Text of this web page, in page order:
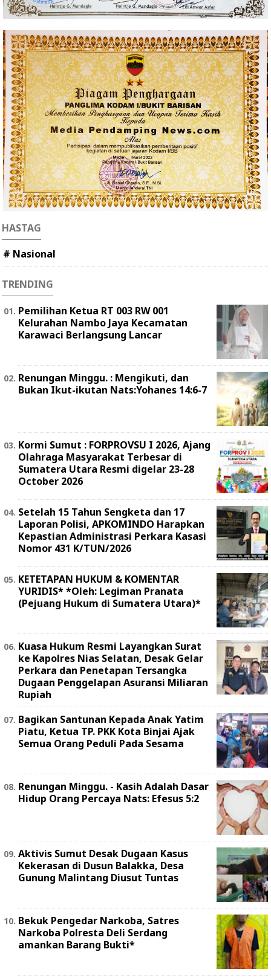
HASTAG
# Nasional
TRENDING
Pemilihan Ketua RT 003 RW 001
Kelurahan Nambo Jaya Kecamatan
Karawaci Berlangsung Lancar
Renungan Minggu. : Mengikuti, dan
Bukan Ikut-ikutan Nats:Yohanes 14:6-7
Kormi Sumut : FORPROVSU I 2026, Ajang
Olahraga Masyarakat Terbesar di
Sumatera Utara Resmi digelar 23-28
October 2026
Setelah 15 Tahun Sengketa dan 17
Laporan Polisi, APKOMINDO Harapkan
Kepastian Administrasi Perkara Kasasi
Nomor 431 K/TUN/2026
KETETAPAN HUKUM & KOMENTAR
YURIDIS* *Oleh: Legiman Pranata
(Pejuang Hukum di Sumatera Utara)*
Kuasa Hukum Resmi Layangkan Surat
ke Kapolres Nias Selatan, Desak Gelar
Perkara dan Penetapan Tersangka
Dugaan Penggelapan Asuransi Miliaran
Rupiah
Bagikan Santunan Kepada Anak Yatim
Piatu, Ketua TP. PKK Kota Binjai Ajak
Semua Orang Peduli Pada Sesama
Renungan Minggu. - Kasih Adalah Dasar
Hidup Orang Percaya Nats: Efesus 5:2
Aktivis Sumut Desak Dugaan Kasus
Kekerasan di Dusun Balakka, Desa
Gunung Malintang Diusut Tuntas
Bekuk Pengedar Narkoba, Satres
Narkoba Polresta Deli Serdang
amankan Barang Bukti*